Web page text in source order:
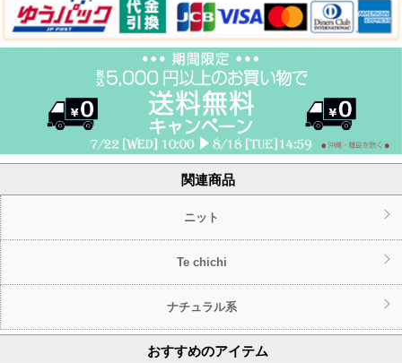
関連商品
ニット
Te chichi
ナチュラル系
おすすめのアイテム